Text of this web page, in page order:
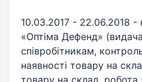
10.03.2017 - 22.06.2018 -
«Оптіма Дефенд»
співробітникам,
наявності товару на
товару на склад, робота